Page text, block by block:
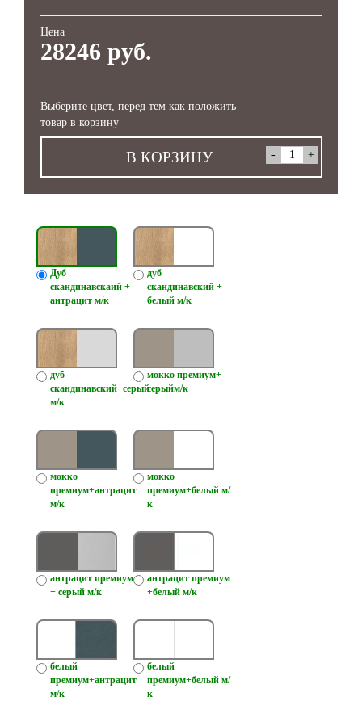
Цена
28246 руб.
Выберите цвет, перед тем как положить
товар в корзину
В КОРЗИНУ
Дуб
скандинавскаий +
антрацит м/к
дуб
скандинавский +
белый м/к
дуб
скандинавский+серый
м/к
мокко премиум+
серыйм/к
мокко
премиум+антрацит
м/к
мокко
премиум+белый м/
к
антрацит премиум
+ серый м/к
антрацит премиум
+белый м/к
белый
премиум+антрацит
м/к
белый
премиум+белый м/
к